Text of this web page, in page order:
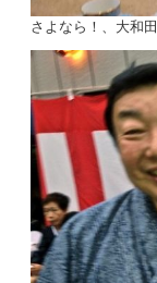
さよなら！、大和